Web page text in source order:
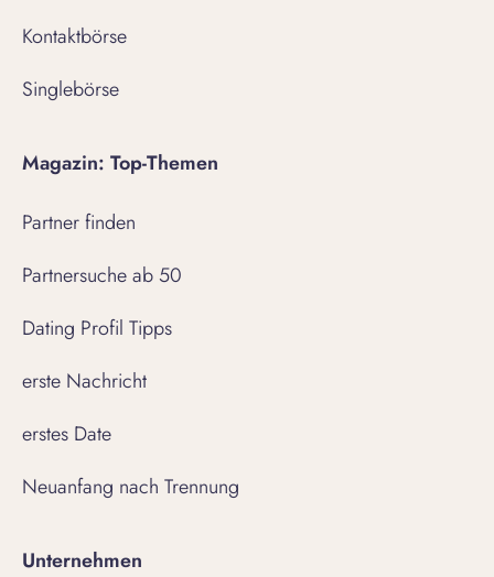
Kontaktbörse
Singlebörse
Magazin: Top-Themen
Partner finden
Partnersuche ab 50
Dating Profil Tipps
erste Nachricht
erstes Date
Neuanfang nach Trennung
Unternehmen